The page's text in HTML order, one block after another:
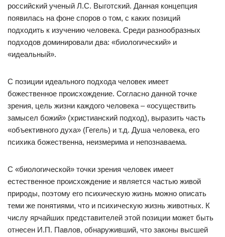
российский ученый Л.С. Выготский. Данная концепция
появилась на фоне споров о том, с каких позиций
подходить к изучению человека. Среди разнообразных
подходов доминировали два: «биологический» и
«идеальный».
С позиции идеального подхода человек имеет
божественное происхождение. Согласно данной точке
зрения, цель жизни каждого человека – «осуществить
замысел божий» (христианский подход), выразить часть
«объективного духа» (Гегель) и т.д. Душа человека, его
психика божественна, неизмерима и непознаваема.
С «биологической» точки зрения человек имеет
естественное происхождение и является частью живой
природы, поэтому его психическую жизнь можно описать
теми же понятиями, что и психическую жизнь животных. К
числу ярчайших представителей этой позиции может быть
отнесен И.П. Павлов, обнаруживший, что законы высшей